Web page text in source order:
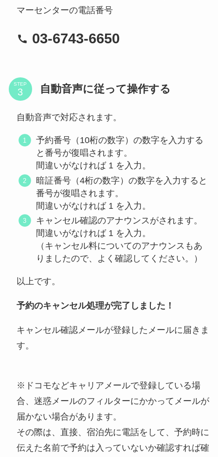
マーセンターの電話番号
03-6743-6650
STEP 自動音声に従って操作する
自動音声で対応されます。
予約番号（10桁の数字）の数字を入力する
と番号が復唱されます。
間違いがなければ 1 を入力。
暗証番号（4桁の数字）の数字を入力すると
番号が復唱されます。
間違いがなければ 1 を入力。
キャンセル確認のアナウンスがされます。
間違いがなければ 1 を入力。
（キャンセル料についてのアナウンスもあ
りましたので、よく確認してください。）
以上です。
予約のキャンセル処理が完了しました！
キャンセル確認メールが登録したメールに届きま
す。
※ドコモなどキャリアメールで登録している場
合、迷惑メールのフィルターにかかってメールが
届かない場合があります。
その際は、直接、宿泊先に電話をして、予約時に
伝えた名前で予約は入っていないか確認すれば確